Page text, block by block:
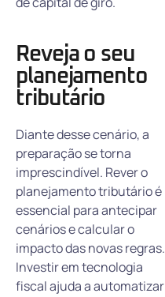
Reveja o seu
planejamento
tributário
Diante desse cenário, a
preparação se torna
imprescindível. Rever o
planejamento tributário é
essencial para antecipar
cenários e calcular o
impacto das novas regras.
Investir em tecnologia
fiscal ajuda a automatizar